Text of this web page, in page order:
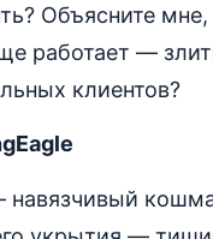
Объясните мне,
работает —
клиентов?
навязчивый